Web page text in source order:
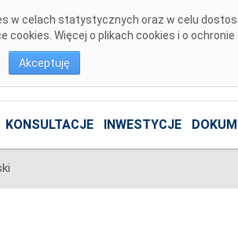
w celach statystycznych oraz w celu
Więcej o plikach cookies i o
Akceptuję
KONSULTACJE INWESTYCJE